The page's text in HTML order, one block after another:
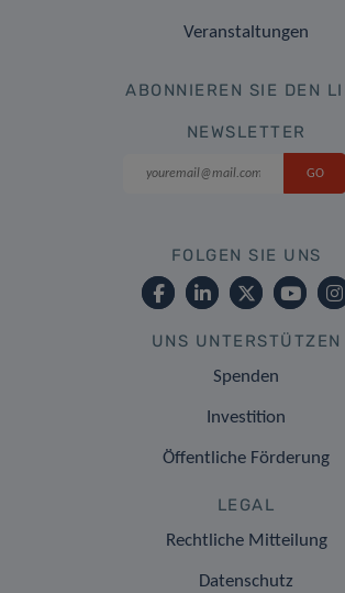
Veranstaltungen
ABONNIEREN SIE DEN
NEWSLETTER
FOLGEN SIE UNS
UNS UNTERSTÜTZEN
Spenden
Investition
Öffentliche Förderung
LEGAL
Rechtliche Mitteilung
Datenschutz